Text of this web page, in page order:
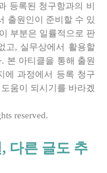
등록된 청구항과의 비
출원인이 준비할 수 있
부분은 일률적으로 판
고, 실무상에서 활용할
본 아티클을 통해 출원
에 과정에서 등록 청구
움이 되시기를 바라겠
reserved.
다른 글도 추